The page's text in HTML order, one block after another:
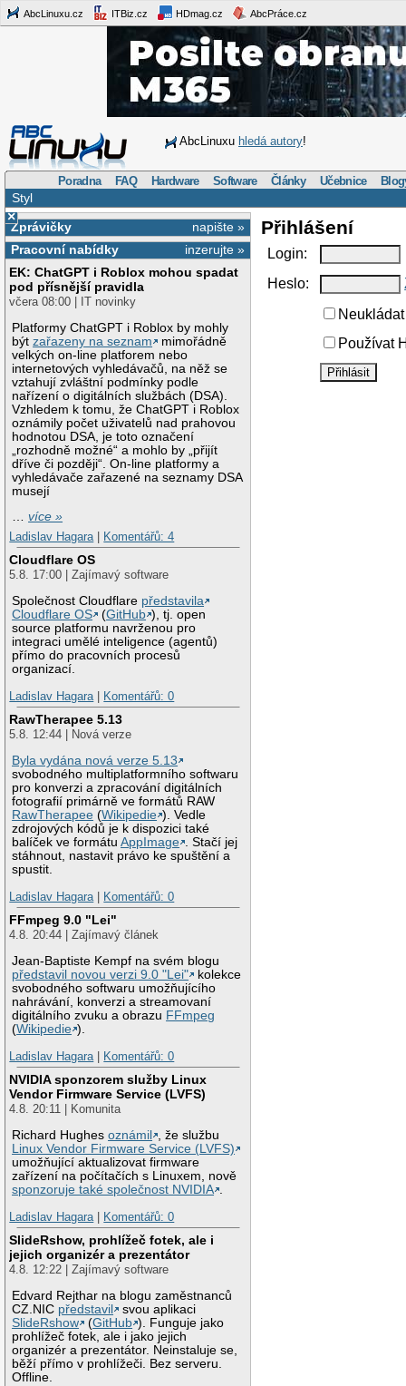
AbcLinuxu.cz ITBiz.cz HDmag.cz AbcPráce.cz
AbcLinuxu hledá autory!
Poradna FAQ Hardware Software Články Učebnice
Styl
×
napište »
Zprávičky
inzerujte »
Pracovní nabídky
EK: ChatGPT i Roblox mohou spadat
pod přísnější pravidla
včera 08:00 | IT novinky
Platformy ChatGPT i Roblox by mohly
býtzařazeny na seznam
mimořádně
velkých on-line platforem nebo
internetových vyhledávačů, na něž se
vztahují zvláštní podmínky podle
nařízení o digitálních službách (DSA).
Vzhledem k tomu, že ChatGPT i Roblox
oznámily počet uživatelů nad prahovou
hodnotou DSA, je toto označení
„rozhodně možné“ a mohlo by „přijít
dříve či později“. On-line platformy a
vyhledávače zařazené na seznamy DSA
musejí
…více »
Ladislav Hagara
Komentářů: 4
Cloudflare OS
5.8. 17:00 | Zajímavý software
Společnost Cloudflare představila
Cloudflare OS
(GitHub ), tj. open
source platformu navrženou pro
integraci umělé inteligence (agentů)
přímo do pracovních procesů
organizací.
Ladislav Hagara
Komentářů: 0
RawTherapee 5.13
5.8. 12:44 | Nová verze
Byla vydána nová verze 5.13
svobodného multiplatformního softwaru
pro konverzi a zpracování digitálních
fotografií primárně ve formátů RAW
RawTherapee (Wikipedie ). Vedle
zdrojových kódů je k dispozici také
balíček ve formátuAppImage . Stačí jej
stáhnout, nastavit právo ke spuštění a
spustit.
Ladislav Hagara
Komentářů: 0
FFmpeg 9.0 "Lei"
4.8. 20:44 | Zajímavý článek
Jean-Baptiste Kempf na svém blogu
představil novou verzi 9.0 "Lei"
kolekce
svobodného softwaru umožňujícího
nahrávání, konverzi a streamovaní
digitálního zvuku a obrazu FFmpeg
(Wikipedie ).
Ladislav Hagara
Komentářů: 0
NVIDIA sponzorem služby Linux
Vendor Firmware Service (LVFS)
4.8. 20:11 | Komunita
Richard Hughesoznámil
, že službu
Linux Vendor Firmware Service (LVFS)
umožňující aktualizovat firmware
zařízení na počítačích s Linuxem, nově
sponzoruje také společnost NVIDIA .
Ladislav Hagara | Komentářů: 0
SlideRshow, prohlížeč fotek, ale i
jejich organizér a prezentátor
4.8. 12:22 | Zajímavý software
Edvard Rejthar na blogu zaměstnanců
CZ.NIC představil
svou aplikaci
SlideRshow
(GitHub ). Funguje jako
prohlížeč fotek, ale i jako jejich
organizér a prezentátor. Neinstaluje se,
běží přímo v prohlížeči. Bez serveru.
Offline.
Přihlášení
Login:
Heslo:
Používat